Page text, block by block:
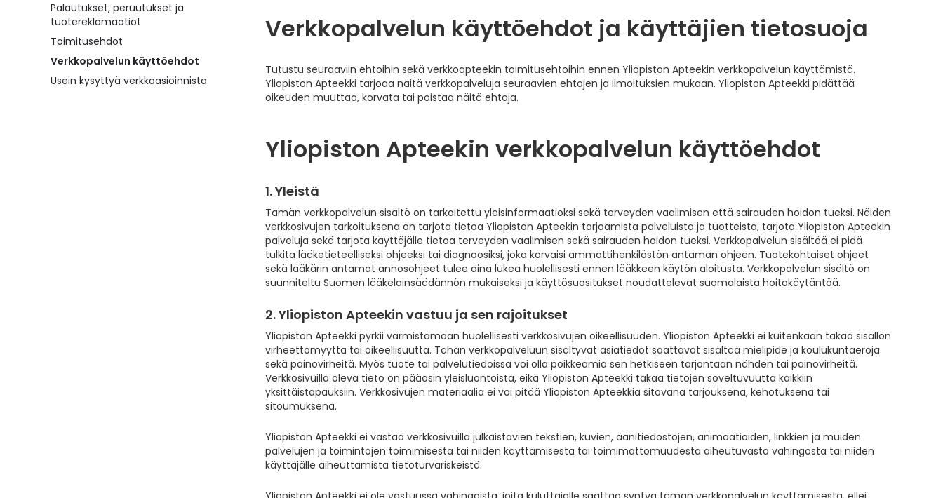
Palautukset, peruutukset ja
tuotereklamaatiot
Toimitusehdot
Verkkopalvelun käyttöehdot
Usein kysyttyä verkkoasioinnista
Verkkopalvelun käyttöehdot ja käyttäjien tietosuoja
Tutustu seuraaviin ehtoihin sekä verkkoapteekin toimitusehtoihin ennen Yliopiston Apteekin verkkopalvelun käyttämistä.
Yliopiston Apteekki tarjoaa näitä verkkopalveluja seuraavien ehtojen ja ilmoituksien mukaan. Yliopiston Apteekki pidättää
oikeuden muuttaa, korvata tai poistaa näitä ehtoja.
Yliopiston Apteekin verkkopalvelun käyttöehdot
1. Yleistä
Tämän verkkopalvelun sisältö on tarkoitettu yleisinformaatioksi sekä terveyden vaalimisen että sairauden hoidon tueksi. Näiden
verkkosivujen tarkoituksena on tarjota tietoa Yliopiston Apteekin tarjoamista palveluista ja tuotteista, tarjota Yliopiston Apteekin
palveluja sekä tarjota käyttäjälle tietoa terveyden vaalimisen sekä sairauden hoidon tueksi. Verkkopalvelun sisältöä ei pidä
tulkita lääketieteelliseksi ohjeeksi tai diagnoosiksi, joka korvaisi ammattihenkilöstön antaman ohjeen. Tuotekohtaiset ohjeet
sekä lääkärin antamat annosohjeet tulee aina lukea huolellisesti ennen lääkkeen käytön aloitusta. Verkkopalvelun sisältö on
suunniteltu Suomen lääkelainsäädännön mukaiseksi ja käyttösuositukset noudattelevat suomalaista hoitokäytäntöä.
2. ​Yliopiston Apteekin vastuu ja sen rajoitukset
Yliopiston Apteekki pyrkii varmistamaan huolellisesti verkkosivujen oikeellisuuden. Yliopiston Apteekki ei kuitenkaan takaa sisällön
virheettömyyttä tai oikeellisuutta. Tähän verkkopalveluun sisältyvät asiatiedot saattavat sisältää mielipide ja koulukuntaeroja
sekä painovirheitä. Myös tuote tai palvelutiedoissa voi olla poikkeamia sen hetkiseen tarjontaan nähden tai painovirheitä.
Verkkosivuilla oleva tieto on pääosin yleisluontoista, eikä Yliopiston Apteekki takaa tietojen soveltuvuutta kaikkiin
yksittäistapauksiin. Verkkosivujen materiaalia ei voi pitää Yliopiston Apteekkia sitovana tarjouksena, kehotuksena tai
sitoumuksena.
Yliopiston Apteekki ei vastaa verkkosivuilla julkaistavien tekstien, kuvien, äänitiedostojen, animaatioiden, linkkien ja muiden
palvelujen ja toimintojen toimimisesta tai niiden käyttämisestä tai toimimattomuudesta aiheutuvasta vahingosta tai niiden
käyttäjälle aiheuttamista tietoturvariskeistä.